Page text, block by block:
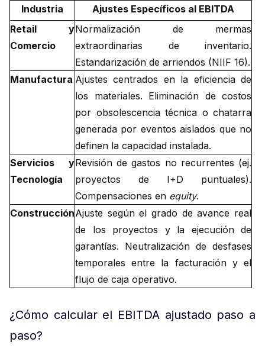
Industria
Ajustes Específicos al EBITDA
Retail y
Comercio
Normalización de mermas
extraordinarias de inventario.
Estandarización de arriendos (NIIF 16).
Manufactura Ajustes centrados en la eficiencia de
los materiales. Eliminación de costos
por obsolescencia técnica o chatarra
generada por eventos aislados que no
definen la capacidad instalada.
Servicios y
Tecnología
Revisión de gastos no recurrentes (ej.
proyectos de I+D puntuales).
Compensaciones en equity.
ConstrucciónAjuste según el grado de avance real
de los proyectos y la ejecución de
garantías. Neutralización de desfases
temporales entre la facturación y el
flujo de caja operativo.
¿Cómo calcular el EBITDA ajustado paso a
paso?